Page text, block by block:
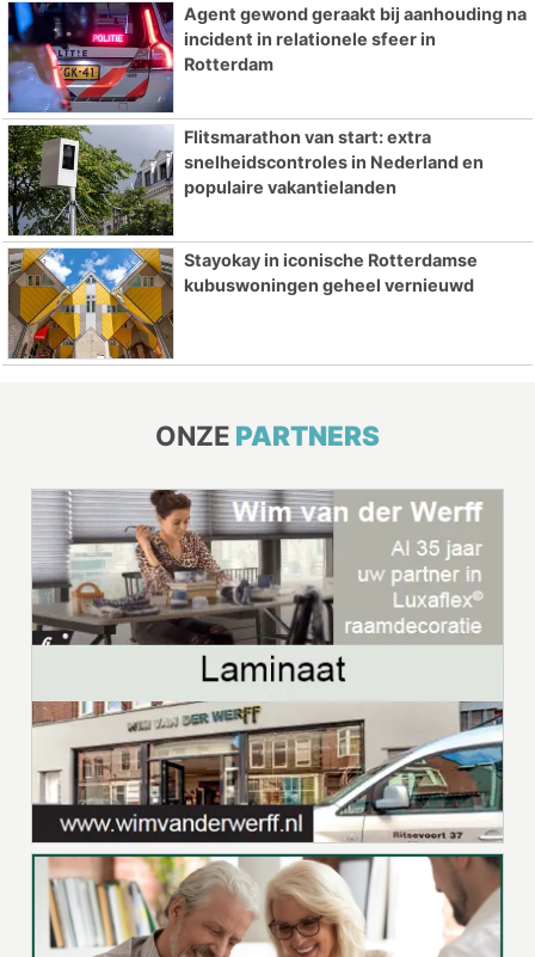
Agent gewond geraakt bij aanhouding na
incident in relationele sfeer in
Rotterdam
Flitsmarathon van start: extra
snelheidscontroles in Nederland en
populaire vakantielanden
Stayokay in iconische Rotterdamse
kubuswoningen geheel vernieuwd
ONZE PARTNERS